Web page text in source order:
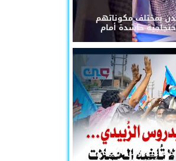
بمختلف مكوناتهم
حاشدة أمام
عيدروس الزُبيدي...